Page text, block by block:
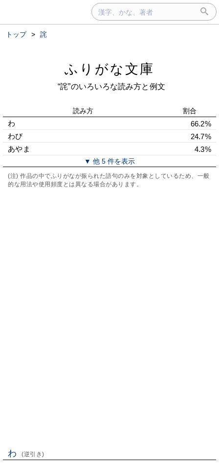
トップ > 詫
ふりがな文庫
“詫”のいろいろな読み方と例文
読み方 割合
わ
66.2%
わび
24.7%
あやま
4.3%
▼ 他 5 件を表示
(注) 作品の中でふりがなが振られた語句のみを対象としているため、一般
的な用法や使用頻度とは異なる場合があります。
わ (逆引き)